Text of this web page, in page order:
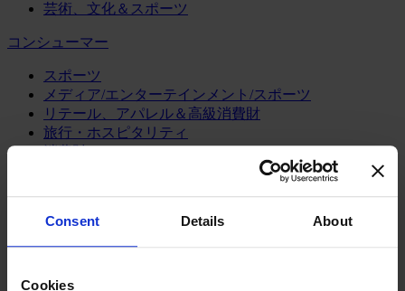
Consent Details About
Cookies
芸術、文化＆スポーツ
コンシューマー
スポーツ
メディア/エンターテインメント/スポーツ
リテール、アパレル＆高級消費財
旅行・ホスピタリティ
消費財
エネルギー